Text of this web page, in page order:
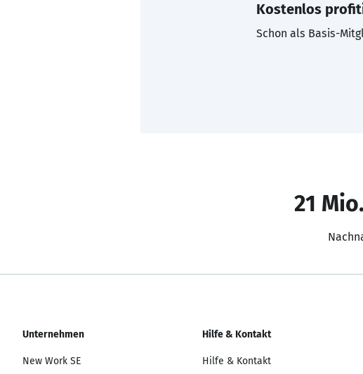
Kostenlos
Schon als Basis-
21
Unternehmen
New Work SE
Hilfe & Kontakt
Hilfe & Kontakt